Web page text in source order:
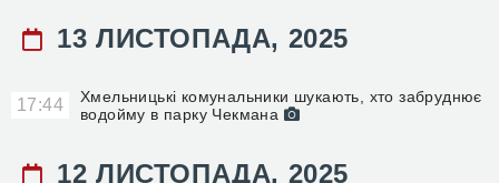
13 ЛИСТОПАДА, 2025
17:44
Хмельницькі комунальники шукають, хто забруднює
водойму в парку Чекмана
12 ЛИСТОПАДА, 2025